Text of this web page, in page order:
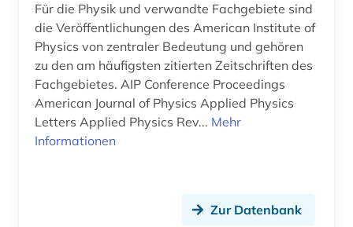
evolutionsökologie mariner fische (1)
experimentalphysik (1)
fernerkundung (4)
fertigungstechnik (1)
Für die Physik und verwandte Fachgebiete sind
die Veröffentlichungen des American Institute of
Physics von zentraler Bedeutung und gehören
zu den am häufigsten zitierten Zeitschriften des
Fachgebietes. AIP Conference Proceedings
American Journal of Physics Applied Physics
Letters Applied Physics Rev... Mehr
Informationen
Zur Datenbank